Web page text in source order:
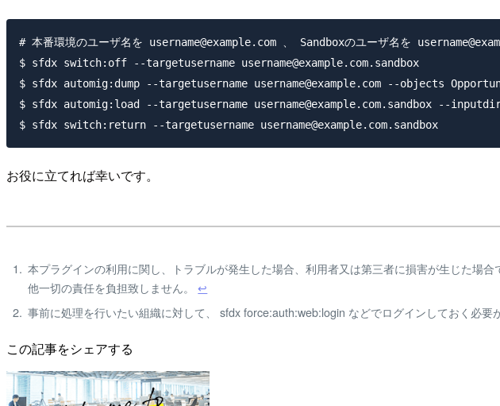
# 本番環境のユーザ名を username@example.com 、 Sandboxのユーザ名を
$ sfdx switch:off --targetusername username@example.com.sandbox
$ sfdx automig:dump --targetusername username@example.com --objects
$ sfdx automig:load --targetusername username@example.com.sandbox --
お役に立てれば幸いです。
本プラグインの利用に関し、トラブルが発生した場合、利用者又は第三者に損害が生じた場
他一切の責任を負担致しません。↩
事前に処理を行いたい組織に対して、 sfdx force:auth:web:login などでログインしておく必要
この記事をシェアする